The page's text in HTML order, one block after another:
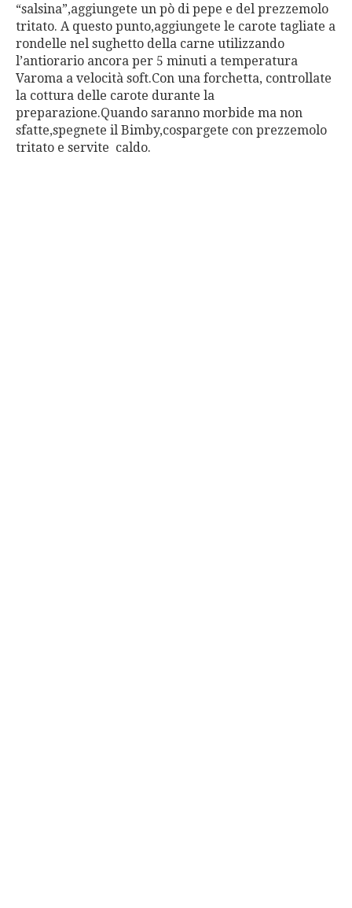
“salsina”,aggiungete un pò di pepe e del prezzemolo
tritato. A questo punto,aggiungete le carote tagliate a
rondelle nel sughetto della carne utilizzando
l’antiorario ancora per 5 minuti a temperatura
Varoma a velocità soft.Con una forchetta, controllate
la cottura delle carote durante la
preparazione.Quando saranno morbide ma non
sfatte,spegnete il Bimby,cospargete con prezzemolo
tritato e servite caldo.